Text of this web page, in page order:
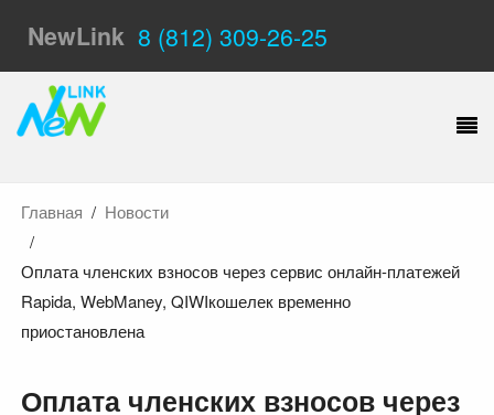
NewLink 8 (812) 309-26-25
Главная Новости
Оплата членских взносов через сервис онлайн-платежей
Rapida, WebManey, QIWIкошелек временно
приостановлена
Оплата членских взносов через